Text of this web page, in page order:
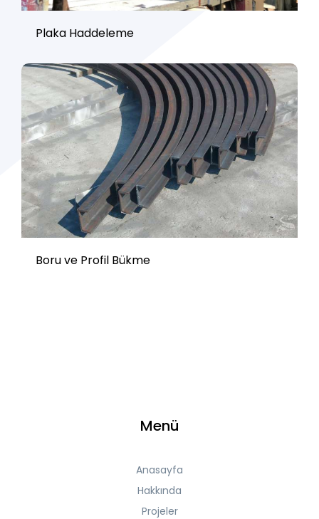
Plaka Haddeleme
Boru ve Profil Bükme
Menü
Anasayfa
Hakkında
Projeler